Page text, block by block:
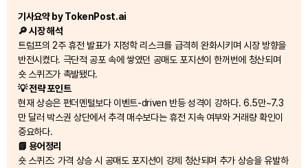
기사요약 by TokenPost.ai
🔎 시장 해석
트럼프의 2주 휴전 발표가 지정학 리스크를 급격히 완화시키며 시장 방향을
반전시켰다. 극단적 공포 속에 쌓였던 공매도 포지션이 한꺼번에 청산되며
숏 스퀴즈가 촉발됐다.
💡 전략 포인트
현재 상승은 펀더멘털보다 이벤트-driven 반등 성격이 강하다. 6.5만~7.3
만 달러 박스권 상단에서 추격 매수보다는 휴전 지속 여부와 거래량 확인이
중요하다.
📘 용어정리
숏 스퀴즈: 가격 상승 시 공매도 포지션이 강제 청산되며 추가 상승을 유발하